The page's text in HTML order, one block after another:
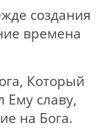
создания
времена
Который
Ему славу,
на Бога.